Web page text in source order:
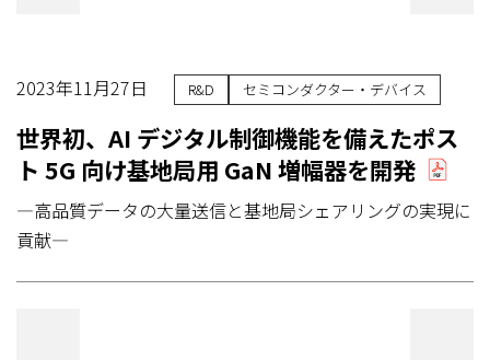
2023年11月27日 R&D セミコンダクター・デバイス
世界初、AI デジタル制御機能を備えたポス
ト 5G 向け基地局用 GaN 増幅器を開発
―高品質データの大量送信と基地局シェアリングの実現に
貢献―